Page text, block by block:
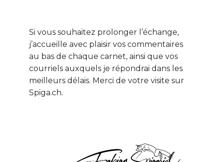
Si vous souhaitez prolonger l’échange,
j’accueille avec plaisir vos commentaires
au bas de chaque carnet, ainsi que vos
courriels auxquels je répondrai dans les
meilleurs délais. Merci de votre visite sur
Spiga.ch.